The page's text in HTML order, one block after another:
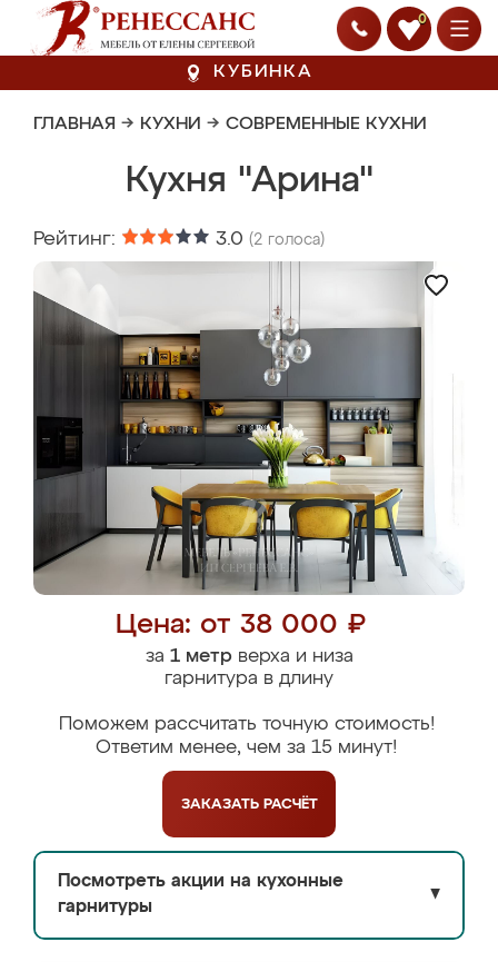
0
КУБИНКА
ГЛАВНАЯ → КУХНИ → СОВРЕМЕННЫЕ КУХНИ
Кухня "Арина"
Рейтинг: 3.0 (2 голоса)
Цена: от 38 000 ₽
за 1 метрверха и низа
гарнитура в длину
Поможем рассчитать точную стоимость!
Ответим менее, чем за 15 минут!
ЗАКАЗАТЬ РАСЧЁТ
Посмотреть акции на кухонные
гарнитуры
▼